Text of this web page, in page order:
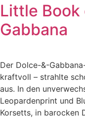
Little Book
Gabbana
Der Dolce-&-
kraftvoll – strahlte
aus. In den
Leopardenprint und
Korsetts, in barocken